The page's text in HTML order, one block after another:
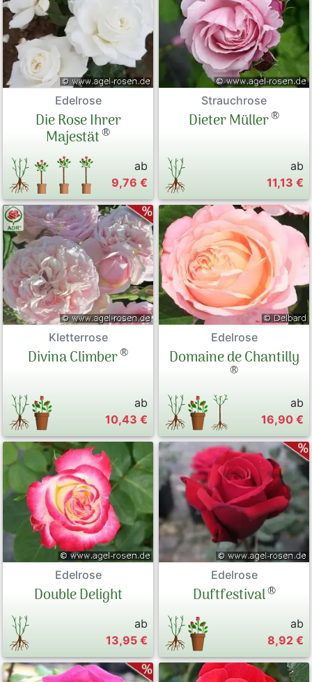
Edelrose
Die Rose Ihrer
Majestät®
ab
9,76 €
Strauchrose
Dieter Müller®
ab
11,13 €
Kletterrose
Divina Climber®
ab
10,43 €
Edelrose
Domaine de Chantilly
®
ab
16,90 €
Edelrose
Double Delight
ab
13,95 €
Edelrose
Duftfestival®
ab
8,92 €